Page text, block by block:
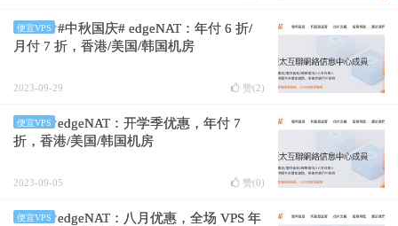
便宜VPS
#中秋国庆# edgeNAT：年付 6 折/
月付 7 折，香港/美国/韩国机房
2023-09-29 赞(2)
便宜VPS
edgeNAT：开学季优惠，年付 7
折，香港/美国/韩国机房
2023-09-05 赞(0)
便宜VPS
edgeNAT：八月优惠，全场 VPS 年